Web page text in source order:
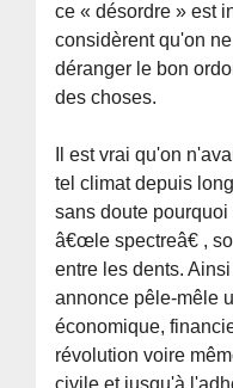
ce « désordre » est
considèrent qu'on
déranger le bon
des choses.
Il est vrai qu'on
tel climat depuis
sans doute
â€œle spectreâ€ ,
entre les dents.
annonce pêle-mêle
économique,
révolution voire